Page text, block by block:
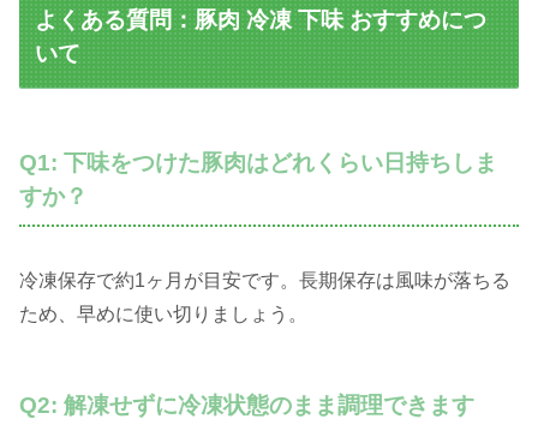
よくある質問：豚肉 冷凍 下味 おすすめにつ
いて
Q1: 下味をつけた豚肉はどれくらい日持ちしま
すか？
冷凍保存で約1ヶ月が目安です。長期保存は風味が落ちる
ため、早めに使い切りましょう。
Q2: 解凍せずに冷凍状態のまま調理できます